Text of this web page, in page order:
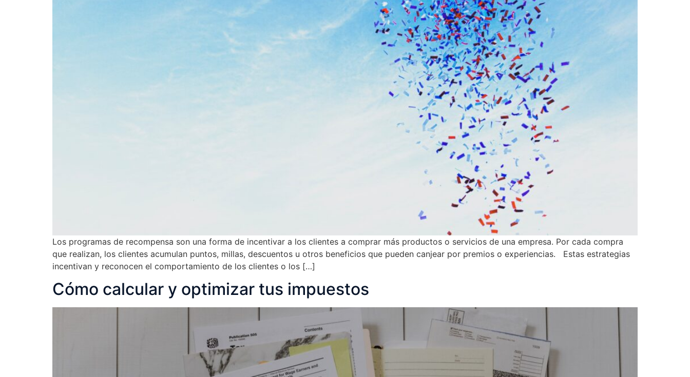
Los programas de recompensa son una forma de incentivar a los clientes a comprar más productos o servicios de una empresa. Por cada compra
que realizan, los clientes acumulan puntos, millas, descuentos u otros beneficios que pueden canjear por premios o experiencias. Estas estrategias
incentivan y reconocen el comportamiento de los clientes o los […]
Cómo calcular y optimizar tus impuestos